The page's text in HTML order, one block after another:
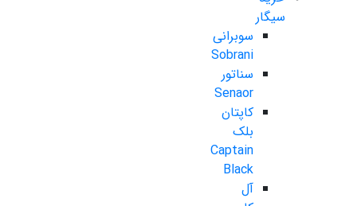
سیگار
سوبرانی
Sobrani
سناتور
Senaor
کاپتان
بلک
Captain
Black
آل